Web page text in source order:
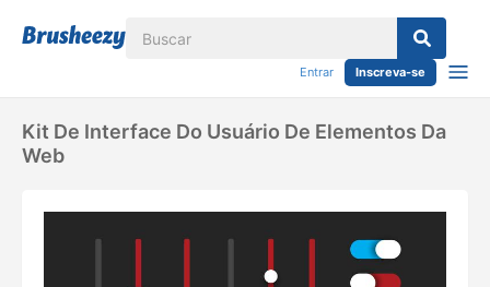
Entrar Inscreva-se
Kit De Interface Do Usuário De Elementos Da
Web